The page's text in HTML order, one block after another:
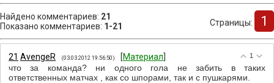
Найдено комментариев: 21
Показано комментариев: 1-21 Страницы: 1
1
21 АvengeR (03.03.2012 19:56:50) [Материал
что за команда? ни одного гола не забить в таких
ответственных матчах , как со шпорами, так и с пушкарями.